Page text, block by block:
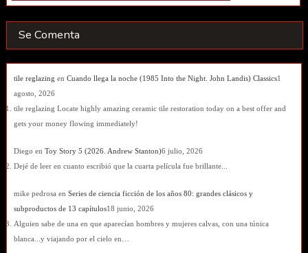
Se Comenta
tile reglazing en Cuando llega la noche (1985 Into the Night. John Landis) Classics1
agosto, 2026
tile reglazing Locate highly amazing ceramic tile restoration today on a best offer and
gets your money flowing immediately!
Diego en Toy Story 5 (2026. Andrew Stanton)6 julio, 2026
Dejé de leer en cuanto escribió que la cuarta película fue brillante...
mike pedrosa en Series de ciencia ficción de los años 80: grandes clásicos y
subproductos de 13 capítulos18 junio, 2026
Alguien sabe de una en que aparecían hombres y mujeres calvas, con una túnica
blanca...y viajando por el cielo en…